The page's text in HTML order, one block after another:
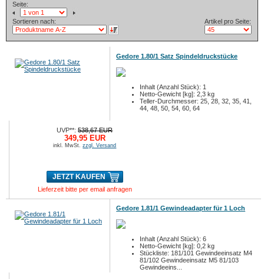
Seite:
Sortieren nach: Artikel pro Seite:
Gedore 1.80/1 Satz Spindeldruckstücke
Inhalt (Anzahl Stück): 1
Netto-Gewicht [kg]: 2,3 kg
Teller-Durchmesser: 25, 28, 32, 35, 41,
44, 48, 50, 54, 60, 64
UVP**:538,67 EUR
349,95 EUR
inkl. MwSt.zzgl. Versand
JETZT KAUFEN
Lieferzeit bitte per email anfragen
Gedore 1.81/1 Gewindeadapter für 1 Loch
Inhalt (Anzahl Stück): 6
Netto-Gewicht [kg]: 0,2 kg
Stückliste: 181/101 Gewindeeinsatz M4
81/102 Gewindeeinsatz M5 81/103
Gewindeeins...